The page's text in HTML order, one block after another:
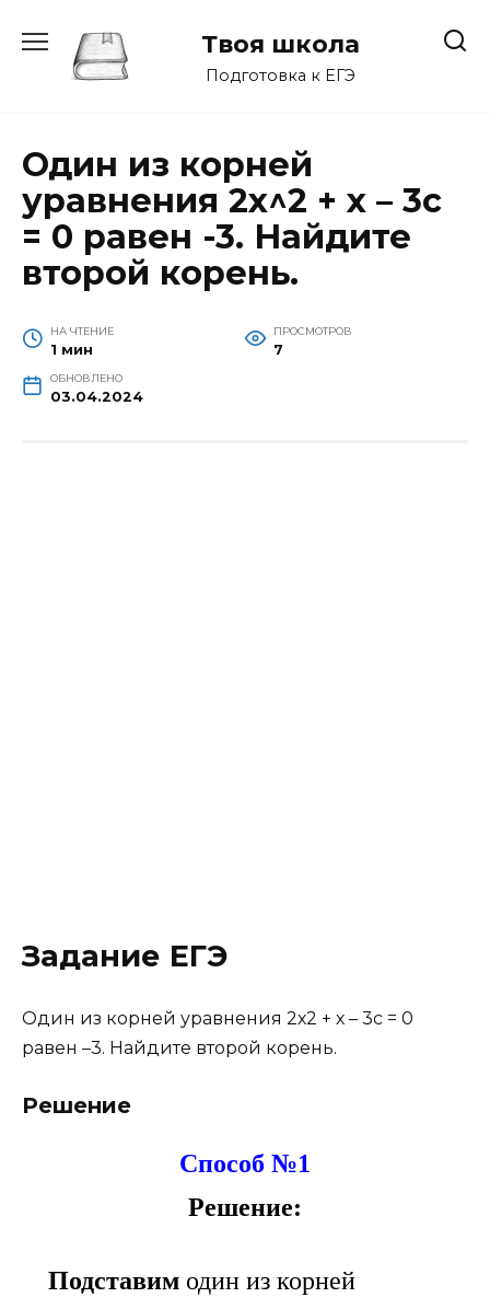
содержанию
Твоя школа
Подготовка к ЕГЭ
Один из корней
уравнения 2х^2 + х – 3с
= 0 равен -3. Найдите
второй корень.
НА ЧТЕНИЕ
1 мин
ПРОСМОТРОВ
7
ОБНОВЛЕНО
03.04.2024
Задание ЕГЭ
Один из корней уравнения 2х2 + х – 3с = 0
равен –3. Найдите второй корень.
Решение
Способ №1
Решение:
Подставим один из корней